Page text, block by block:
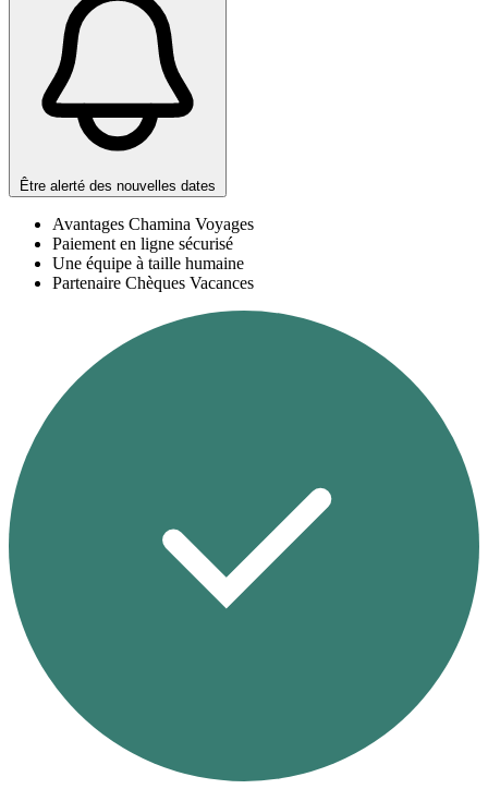
Être alerté des nouvelles dates
Avantages Chamina Voyages
Paiement en ligne sécurisé
Une équipe à taille humaine
Partenaire Chèques Vacances